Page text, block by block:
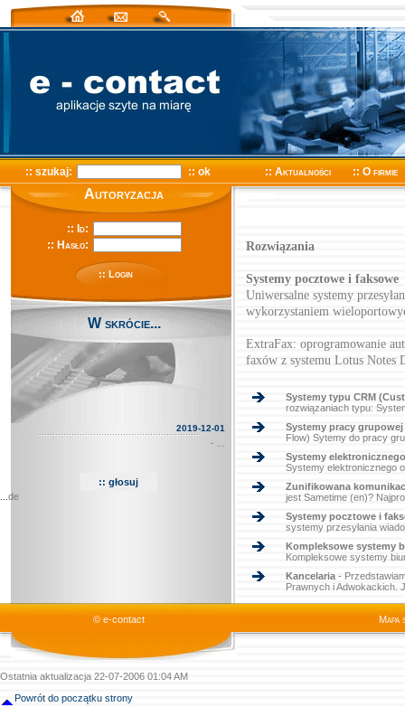
:: szukaj: :: ok :: Aktualności :: O firmie
Autoryzacja
:: Login
W skrócie...
2019-12-01
- ...
de
Rozwiązania
Systemy pocztowe i faksowe
Uniwersalne systemy
wykorzystaniem
ExtraFax: oprogramowanie
faxów z systemu Lotus Notes
Systemy typu CRM
rozwiązaniach typu:
Systemy pracy
Flow) Sytemy do pracy
Systemy
Systemy elektronicznego
Zunifikowana
jest Sametime (en)?
Systemy pocztowe i
systemy przesyłania
Kompleksowe systemy
Kompleksowe systemy
Kancelaria -
Prawnych i Adwokackich.
© e-contact Mapa
Ostatnia aktualizacja 22-07-2006 01:04 AM
Powrót do początku strony